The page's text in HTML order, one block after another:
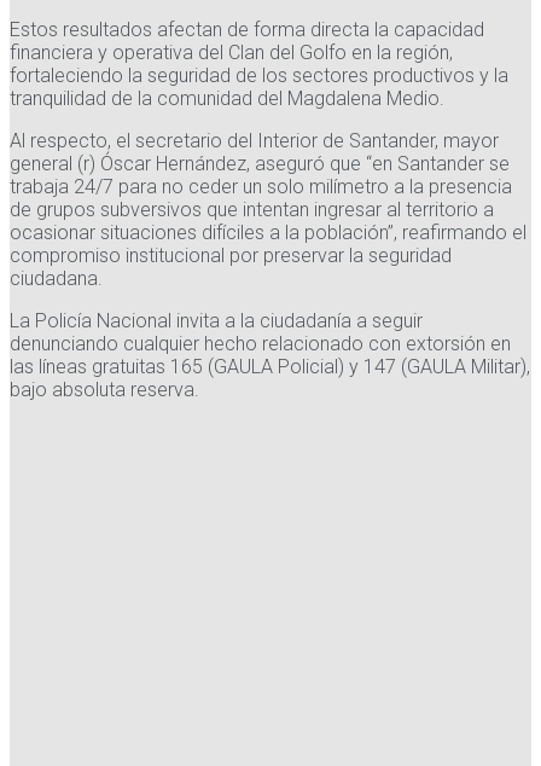
Estos resultados afectan de forma directa la capacidad
financiera y operativa del Clan del Golfo en la región,
fortaleciendo la seguridad de los sectores productivos y la
tranquilidad de la comunidad del Magdalena Medio.
Al respecto, el secretario del Interior de Santander, mayor
general (r) Óscar Hernández, aseguró que “en Santander se
trabaja 24/7 para no ceder un solo milímetro a la presencia
de grupos subversivos que intentan ingresar al territorio a
ocasionar situaciones difíciles a la población”, reafirmando el
compromiso institucional por preservar la seguridad
ciudadana.
La Policía Nacional invita a la ciudadanía a seguir
denunciando cualquier hecho relacionado con extorsión en
las líneas gratuitas 165 (GAULA Policial) y 147 (GAULA Militar),
bajo absoluta reserva.